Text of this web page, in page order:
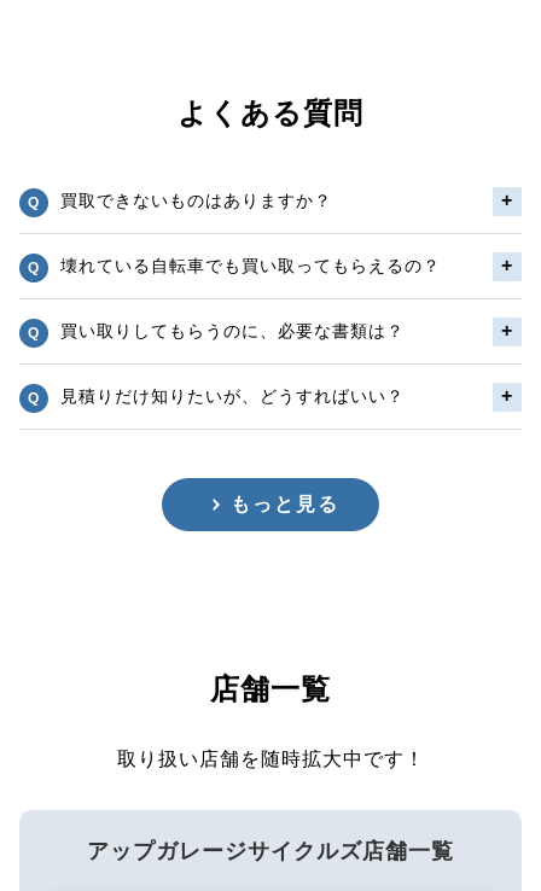
よくある質問
買取できないものはありますか？
壊れている自転車でも買い取ってもらえるの？
買い取りしてもらうのに、必要な書類は？
見積りだけ知りたいが、どうすればいい？
もっと見る
店舗一覧
取り扱い店舗を随時拡大中です！
アップガレージサイクルズ店舗一覧